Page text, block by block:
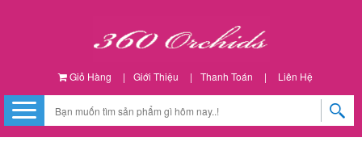
Giỏ Hàng | Giới Thiệu | Thanh Toán | Liên Hệ